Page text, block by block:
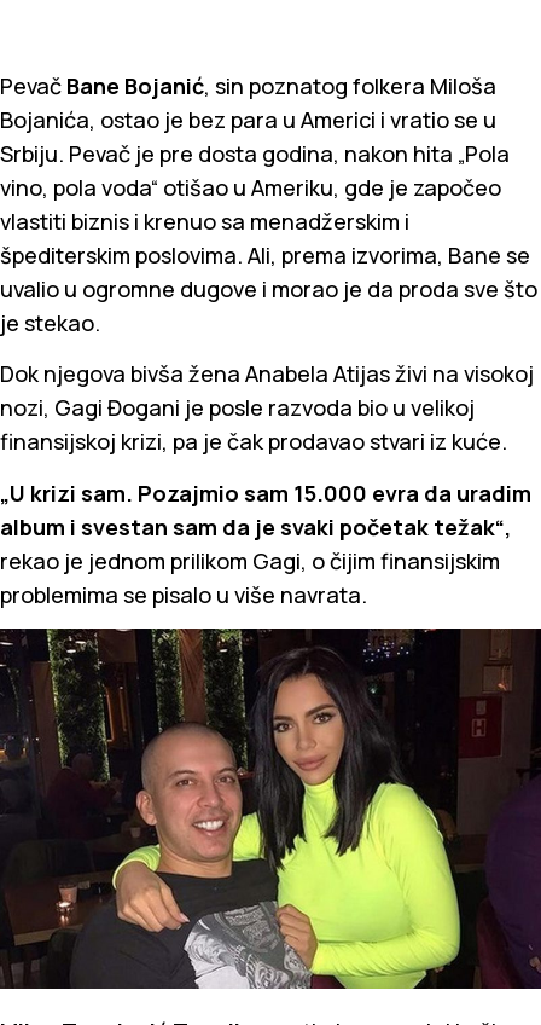
Pevač Bane Bojanić, sin poznatog folkera Miloša
Bojanića, ostao je bez para u Americi i vratio se u
Srbiju. Pevač je pre dosta godina, nakon hita „Pola
vino, pola voda“ otišao u Ameriku, gde je započeo
vlastiti biznis i krenuo sa menadžerskim i
špediterskim poslovima. Ali, prema izvorima, Bane se
uvalio u ogromne dugove i morao je da proda sve što
je stekao.
Dok njegova bivša žena Anabela Atijas živi na visokoj
nozi, Gagi Đogani je posle razvoda bio u velikoj
finansijskoj krizi, pa je čak prodavao stvari iz kuće.
„U krizi sam. Pozajmio sam 15.000 evra da uradim
album i svestan sam da je svaki početak težak“,
rekao je jednom prilikom Gagi, o čijim finansijskim
problemima se pisalo u više navrata.